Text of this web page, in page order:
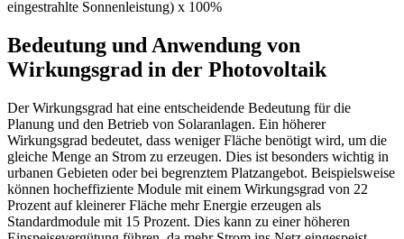
eingestrahlte Sonnenleistung) x 100%
Bedeutung und Anwendung von
Wirkungsgrad in der Photovoltaik
Der Wirkungsgrad hat eine entscheidende Bedeutung für die
Planung und den Betrieb von Solaranlagen. Ein höherer
Wirkungsgrad bedeutet, dass weniger Fläche benötigt wird, um die
gleiche Menge an Strom zu erzeugen. Dies ist besonders wichtig in
urbanen Gebieten oder bei begrenztem Platzangebot. Beispielsweise
können hocheffiziente Module mit einem Wirkungsgrad von 22
Prozent auf kleinerer Fläche mehr Energie erzeugen als
Standardmodule mit 15 Prozent. Dies kann zu einer höheren